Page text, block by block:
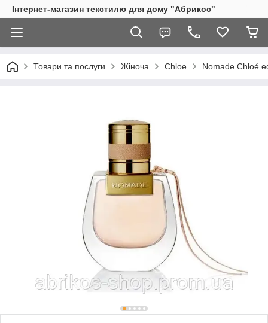
Інтернет-магазин текстилю для дому "Абрикос"
Товари та послуги Жіноча Chloe Nomade Chloé